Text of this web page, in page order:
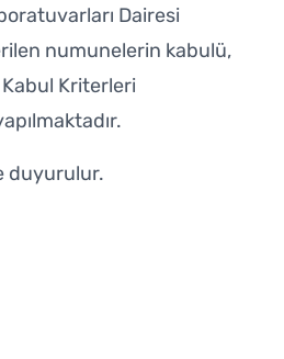
Dairesi
numunelerin kabulü,
Kriterleri
duyurulur.